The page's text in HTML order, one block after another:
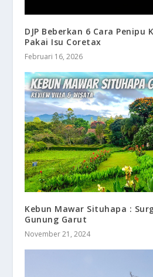
DJP Beberkan 6 Cara Penipu
Pakai Isu Coretax
Februari 16, 2026
Kebun Mawar Situhapa :
Gunung Garut
November 21, 2024